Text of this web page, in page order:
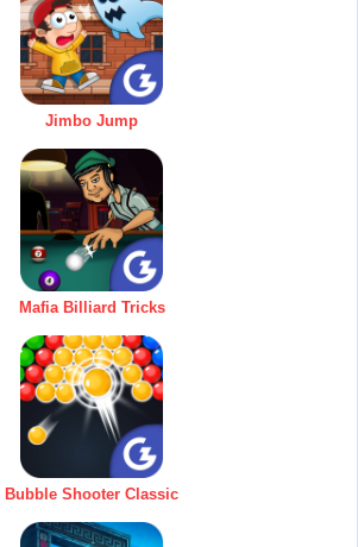
Jimbo Jump
Mafia Billiard Tricks
Bubble Shooter Classic